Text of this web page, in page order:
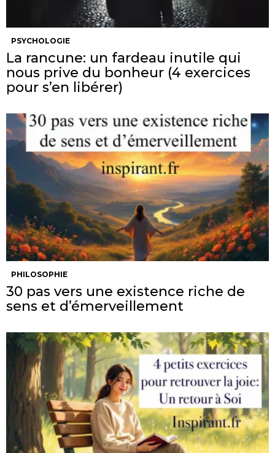
PSYCHOLOGIE
La rancune: un fardeau inutile qui
nous prive du bonheur (4 exercices
pour s’en libérer)
PHILOSOPHIE
30 pas vers une existence riche de
sens et d’émerveillement